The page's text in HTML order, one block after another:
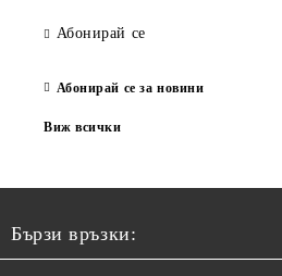
Абонирай се
Абонирай се за новини
Виж всички
Бързи връзки: